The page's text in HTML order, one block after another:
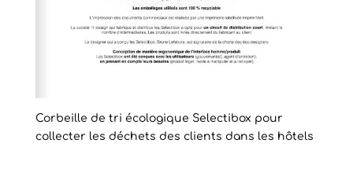
Corbeille de tri écologique Selectibox pour
collecter les déchets des clients dans les hôtels